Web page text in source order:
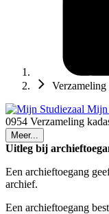
Verzameling
Mijn
0954 Verzameling
Meer...
Uitleg bij
Een archieftoegang
archief.
Een archieftoegang